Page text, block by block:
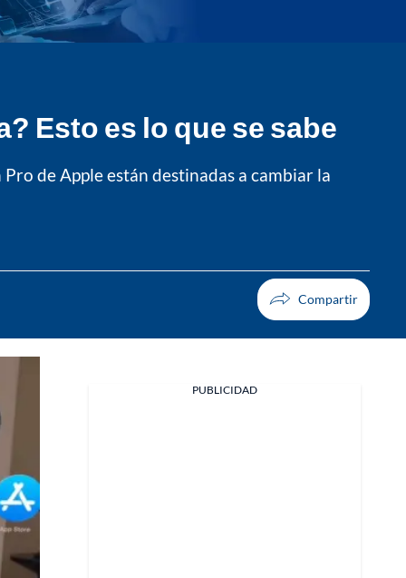
Esto es lo que se sabe
de Apple están destinadas a cambiar la
PUBLICIDAD